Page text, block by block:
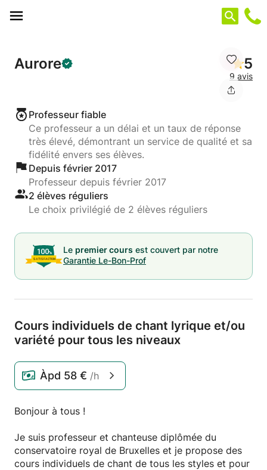
Aurore 5
9 avis
Professeur fiable
Ce professeur a un délai et un taux de réponse
très élevé, démontrant un service de qualité et sa
fidélité envers ses élèves.
Depuis février 2017
Professeur depuis février 2017
2 élèves réguliers
Le choix privilégié de 2 élèves réguliers
Le premier cours est couvert par notre
Garantie Le-Bon-Prof
Cours individuels de chant lyrique et/ou
variété pour tous les niveaux
Àpd 58 € /h
Bonjour à tous !
Je suis professeur et chanteuse diplômée du
conservatoire royal de Bruxelles et je propose des
cours individuels de chant de tous les styles et pour